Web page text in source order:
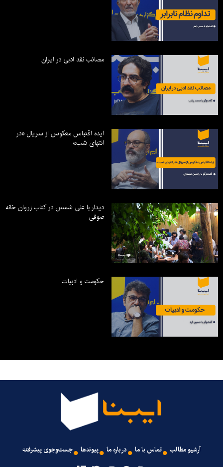
مصائب نقد ادبی در ایران
ایده اقتباس معکوس از سریال «در
انتهای شب»
دیدار با علی شمس در کتاب زروان خانه
صوفی
حکومت و ادبیات
آرشیو مطالب تماس با ما درباره ما پیوندها جست‌وجوی پیشرفته